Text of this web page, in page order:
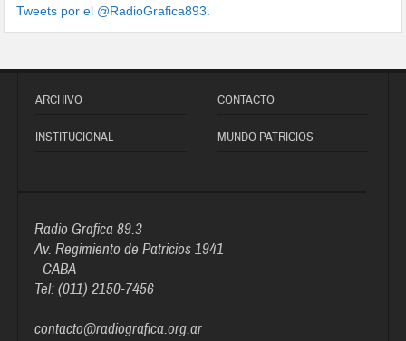
Tweets por el @RadioGrafica893.
ARCHIVO CONTACTO
INSTITUCIONAL MUNDO PATRICIOS
Radio Grafica 89.3
Av. Regimiento de Patricios 1941
- CABA -
Tel: (011) 2150-7456
contacto@radiografica.org.ar